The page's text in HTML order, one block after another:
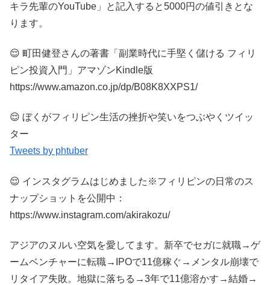
キラ先輩のYouTube」と記入すると5000円の値引きとな
ります。
😌 町田健登さんの著書「副業時代に手堅く儲ける フィリ
ピン投資入門」アマゾンKindle版
https://www.amazon.co.jp/dp/B08K8XXPS1/
😌 ぼくがフィリピン生活の挫折や笑いをつぶやくツイッ
ター
Tweets by phtuber
😌 インスタグラムはじめました※フィリピンの日常のス
ナップショットを公開中：
https://www.instagram.com/akirakozu/
アジアのヌルい空気を愛してます。新卒でセガに就職→ゲ
ームベンチャーに転職→IPOで11億稼ぐ→メンタル崩壊で
リタイア失敗。地獄に落ちる→3年で11億溶かす→結婚→